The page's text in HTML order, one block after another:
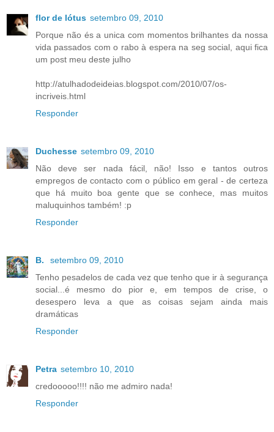
flor de lótus setembro 09, 2010
Porque não és a unica com momentos brilhantes da nossa
vida passados com o rabo à espera na seg social, aqui fica
um post meu deste julho
http://atulhadodeideias.blogspot.com/2010/07/os-
incriveis.html
Responder
Duchesse setembro 09, 2010
Não deve ser nada fácil, não! Isso e tantos outros
empregos de contacto com o público em geral - de certeza
que há muito boa gente que se conhece, mas muitos
maluquinhos também! :p
Responder
B.
setembro 09, 2010
Tenho pesadelos de cada vez que tenho que ir à segurança
social...é mesmo do pior e, em tempos de crise, o
desespero leva a que as coisas sejam ainda mais
dramáticas
Responder
Petra setembro 10, 2010
credooooo!!!! não me admiro nada!
Responder